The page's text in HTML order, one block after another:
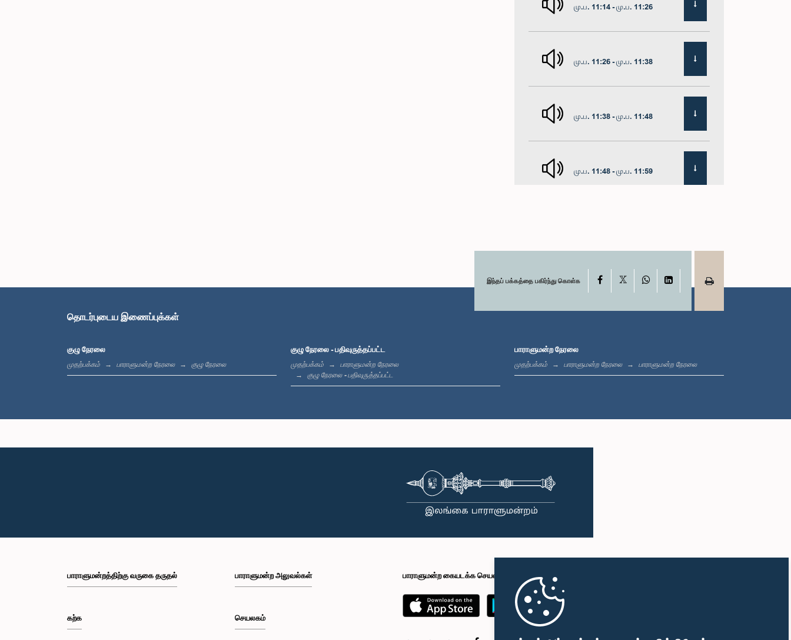
மு.ப. 11:14 - மு.ப. 11:26
மு.ப. 11:26 - மு.ப. 11:38
மு.ப. 11:38 - மு.ப. 11:48
மு.ப. 11:48 - மு.ப. 11:59
பி.ப. 12:16 - பி.ப. 12:24
இந்தப் பக்கத்தை பகிர்ந்து கொள்க Facebook WhatsAppLinkedIn
தொடர்புடைய இணைப்புக்கள்
குழு நேரலை
முதற்பக்கம் பாராளுமன்ற நேரலை குழு நேரலை
குழு நேரலை - பதிவுருத்தப்பட்ட
முதற்பக்கம்
பாராளுமன்ற நேரலை
குழு நேரலை - பதிவுருத்தப்பட்ட
பாராளுமன்ற நேரலை
முதற்பக்கம் பாராளுமன்ற நேரலை பாராளுமன்ற நேரலை
பாராளுமன்றத்திற்கு வருகை தருதல்
கற்க
பாராளுமன்ற அலுவல்கள்
செயலகம்
பாராளுமன்ற கையடக்க செயலி